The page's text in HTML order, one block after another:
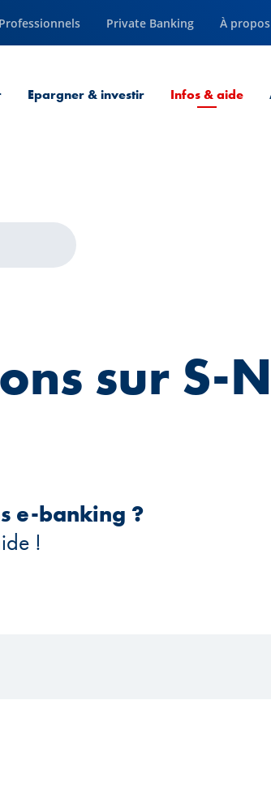
Professionnels Private Banking À
Epargner & investir Infos & aide
sur S-
e-banking ?
!